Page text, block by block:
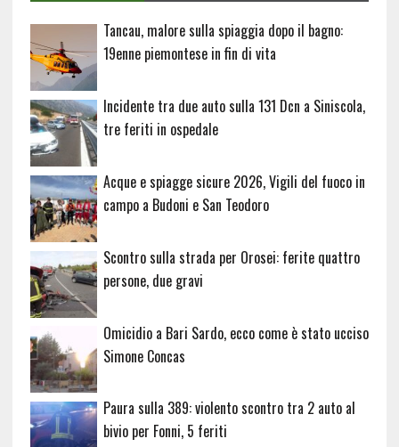
Tancau, malore sulla spiaggia dopo il bagno:
19enne piemontese in fin di vita
Incidente tra due auto sulla 131 Dcn a Siniscola,
tre feriti in ospedale
Acque e spiagge sicure 2026, Vigili del fuoco in
campo a Budoni e San Teodoro
Scontro sulla strada per Orosei: ferite quattro
persone, due gravi
Omicidio a Bari Sardo, ecco come è stato ucciso
Simone Concas
Paura sulla 389: violento scontro tra 2 auto al
bivio per Fonni, 5 feriti